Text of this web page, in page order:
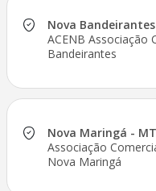
Nova
ACENB Associação
Bandeirantes
Nova Maringá - MT
Associação
Nova Maringá